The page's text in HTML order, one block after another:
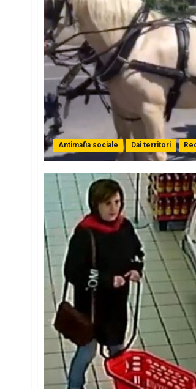
Antimafia sociale Dai territori